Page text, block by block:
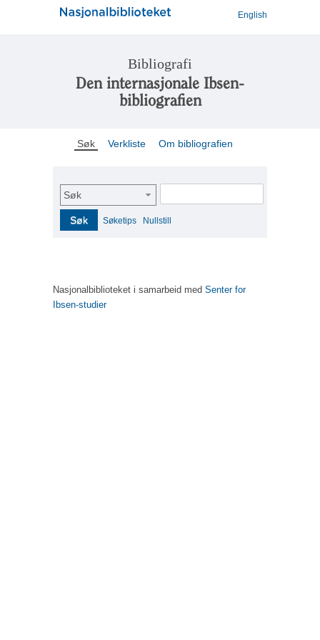
English
Bibliografi
Den internasjonale Ibsen-
bibliografien
Søk Verkliste Om bibliografien
Søk
Søk Søketips Nullstill
Nasjonalbiblioteket i samarbeid med Senter for
Ibsen-studier